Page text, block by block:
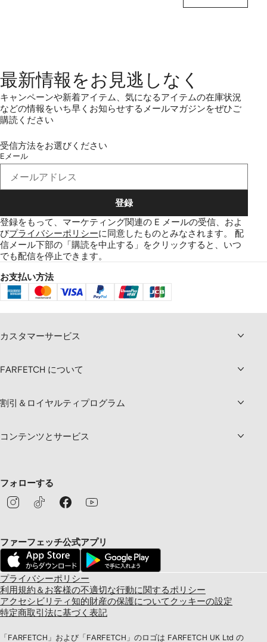
最新情報をお見逃しなく
キャンペーンや新着アイテム、気になるアイテムの在庫状況
などの情報をいち早くお知らせするメールマガジンをぜひご
購読ください
受信方法をお選びください
Eメール
登録
登録をもって、マーケティング関連の E メールの受信、およ
びプライバシーポリシーに同意したものとみなされます。 配
信メール下部の「購読を中止する」をクリックすると、いつ
でも配信を停止できます。
お支払い方法
カスタマーサービス
FARFETCH について
割引＆ロイヤルティプログラム
コンテンツとサービス
フォローする
ファーフェッチ公式アプリ
プライバシーポリシー
利用規約＆お客様の不適切な行動に関するポリシー
アクセシビリティ 知的財産の保護について クッキーの設定
特定商取引法に基づく表記
「FARFETCH」および「FARFETCH」のロゴは FARFETCH UK Ltd の